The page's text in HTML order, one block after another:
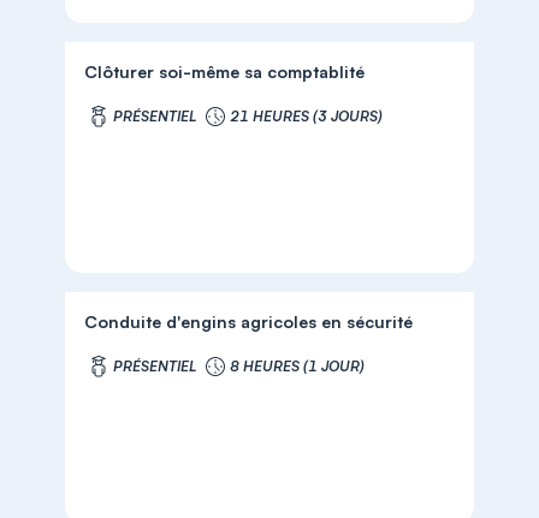
Clôturer soi-même sa comptablité
PRÉSENTIEL 21 HEURES (3 JOURS)
Conduite d'engins agricoles en sécurité
PRÉSENTIEL 8 HEURES (1 JOUR)